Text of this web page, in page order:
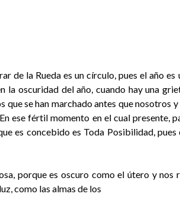
de la Rueda es un círculo, pues el año es
la oscuridad del año, cuando hay una
que se han marchado antes que nosotros
ese fértil momento en el cual presente,
es concebido es Toda Posibilidad,
porque es oscuro como el útero y nos
como las almas de los